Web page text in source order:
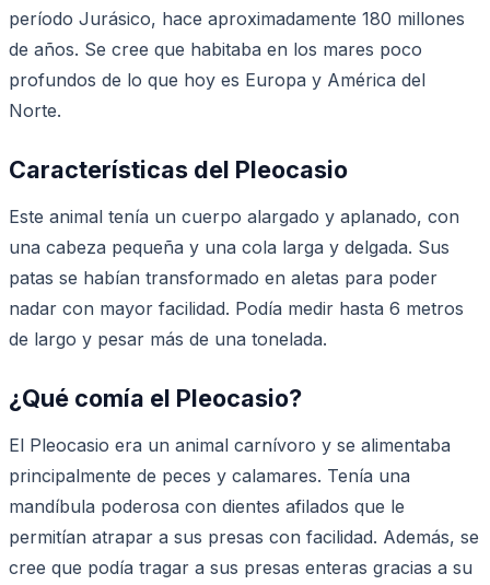
período Jurásico, hace aproximadamente 180 millones
de años. Se cree que habitaba en los mares poco
profundos de lo que hoy es Europa y América del
Norte.
Características del Pleocasio
Este animal tenía un cuerpo alargado y aplanado, con
una cabeza pequeña y una cola larga y delgada. Sus
patas se habían transformado en aletas para poder
nadar con mayor facilidad. Podía medir hasta 6 metros
de largo y pesar más de una tonelada.
¿Qué comía el Pleocasio?
El Pleocasio era un animal carnívoro y se alimentaba
principalmente de peces y calamares. Tenía una
mandíbula poderosa con dientes afilados que le
permitían atrapar a sus presas con facilidad. Además, se
cree que podía tragar a sus presas enteras gracias a su